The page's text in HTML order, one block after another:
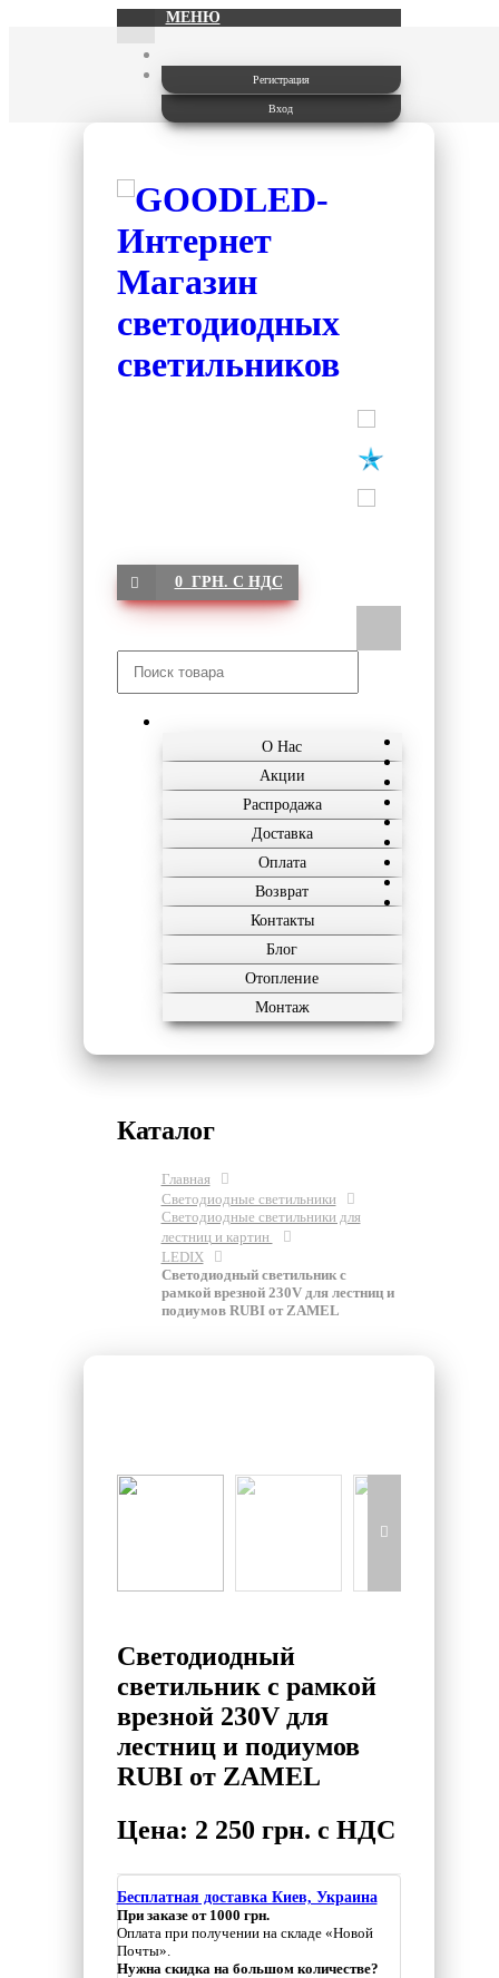
МЕНЮ
Регистрация
Вход
0 ГРН. С НДС
О Нас
Акции
Распродажа
Доставка
Оплата
Возврат
Контакты
Блог
Отопление
Монтаж
Каталог
Главная
Светодиодные светильники
Светодиодные светильники для
лестниц и картин
LEDIX
Светодиодный светильник с
рамкой врезной 230V для лестниц и
подиумов RUBI от ZAMEL
Светодиодный
светильник с рамкой
врезной 230V для
лестниц и подиумов
RUBI от ZAMEL
Цена: 2 250 грн. с НДС
Бесплатная доставка Киев, Украина
При заказе от 1000 грн.
Оплата при получении на складе «Новой
Почты».
Нужна скидка на большом количестве?